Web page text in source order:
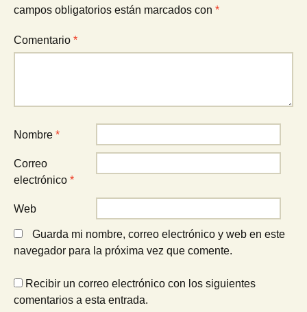
campos obligatorios están marcados con *
Comentario *
Nombre *
Correo
electrónico *
Web
Guarda mi nombre, correo electrónico y web en este
navegador para la próxima vez que comente.
Recibir un correo electrónico con los siguientes
comentarios a esta entrada.